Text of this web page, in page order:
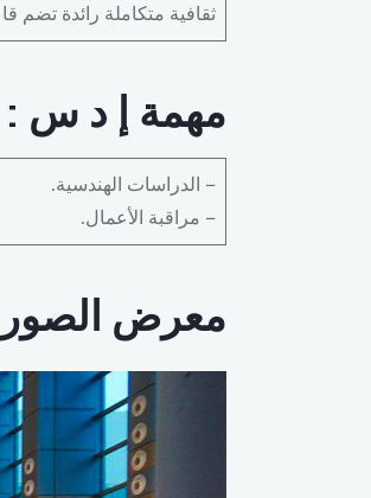
ثقافية متكاملة رائدة تضم
مهمة إ د س :
– الدراسات الهندسية.
– مراقبة الأعمال.
معرض